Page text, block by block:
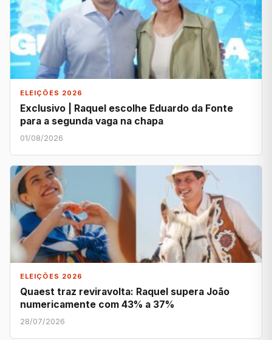
ELEIÇÕES 2026
Exclusivo | Raquel escolhe Eduardo da Fonte
para a segunda vaga na chapa
01/08/2026
ELEIÇÕES 2026
Quaest traz reviravolta: Raquel supera João
numericamente com 43% a 37%
28/07/2026